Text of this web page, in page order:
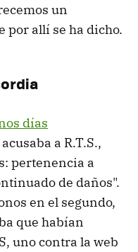
un
por allí se ha dicho.
días
a R.T.S.,
pertenencia a
de daños".
en el segundo,
que habían
uno contra la web